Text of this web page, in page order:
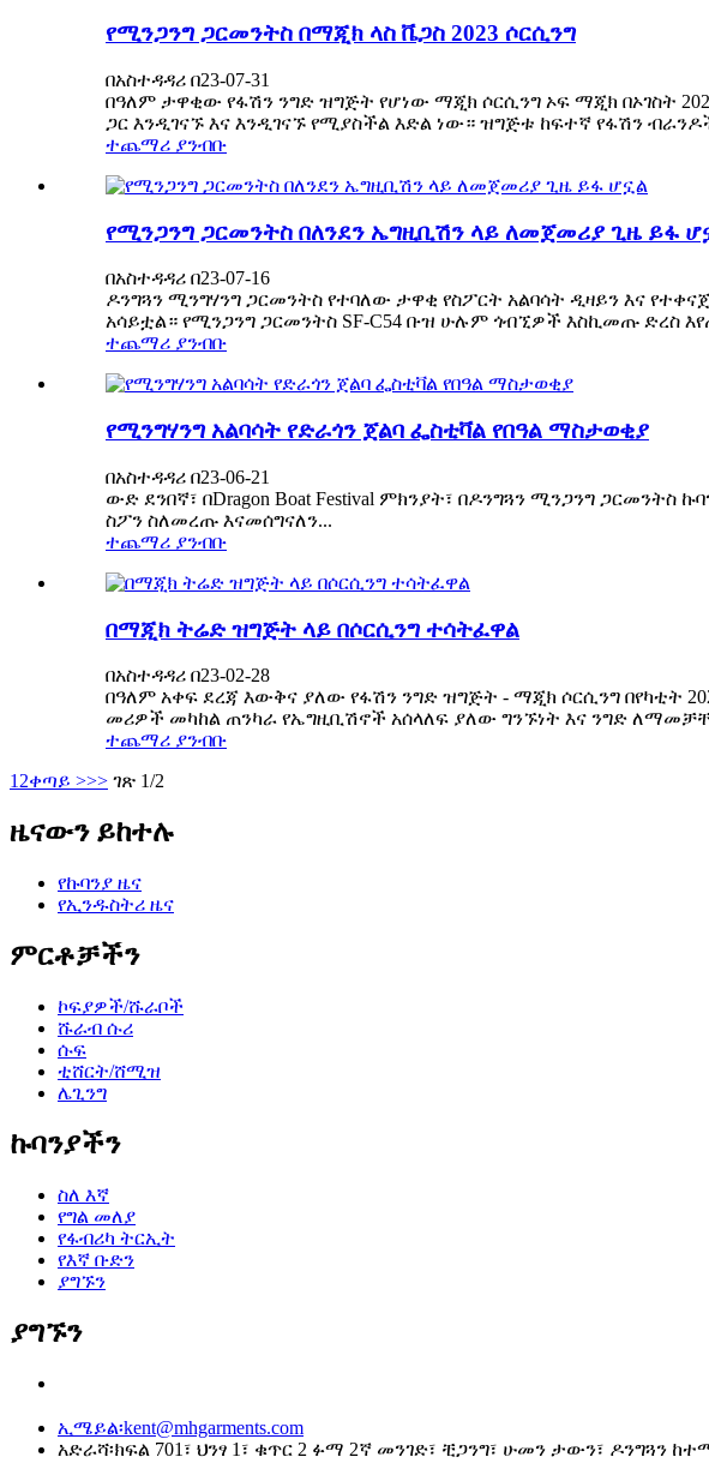
የሚንጋንግ ጋርመንትስ በማጂክ ላስ ቬጋስ 2023 ሶርሲንግ
በአስተዳዳሪ በ23-07-31
በዓለም ታዋቂው የፋሽን ንግድ ዝግጅት የሆነው ማጂክ ሶርሲንግ ኦፍ ማጂክ በኦገስት
ጋር እንዲገናኙ እና እንዲገናኙ የሚያስችል እድል ነው። ዝግጅቱ ከፍተኛ የፋሽን
ተጨማሪ ያንብቡ
የሚንጋንግ ጋርመንትስ በለንደን ኤግዚቢሽን ላይ ለመጀመሪያ ጊዜ ይፋ
በአስተዳዳሪ በ23-07-16
ዶንግጓን ሚንግሃንግ ጋርመንትስ የተባለው ታዋቂ የስፖርት አልባሳት ዲዛይን እና
አሳይቷል። የሚንጋንግ ጋርመንትስ SF-C54 ቡዝ ሁሉም ጎብኚዎች እስኪመጡ ድረስ
ተጨማሪ ያንብቡ
የሚንግሃንግ አልባሳት የድራጎን ጀልባ ፌስቲቫል የበዓል ማስታወቂያ
በአስተዳዳሪ በ23-06-21
ውድ ደንበኛ፣ በDragon Boat Festival ምክንያት፣ በዶንግጓን ሚንጋንግ
ስፖን ስለመረጡ እናመሰግናለን...
ተጨማሪ ያንብቡ
በማጂክ ትሬድ ዝግጅት ላይ በሶርሲንግ ተሳትፈዋል
በአስተዳዳሪ በ23-02-28
በዓለም አቀፍ ደረጃ እውቅና ያለው የፋሽን ንግድ ዝግጅት - ማጂክ ሶርሲንግ በየካቲት
መሪዎች መካከል ጠንካራ የኤግዚቢሽኖች አሰላለፍ ያለው ግንኙነት እና ንግድ
ተጨማሪ ያንብቡ
1 2ቀጣይ >>> ገጽ 1/2
ዜናውን ይከተሉ
የኩባንያ ዜና
የኢንዱስትሪ ዜና
ምርቶቻችን
ኮፍያዎች/ሹራቦች
ሹራብ ሱሪ
ሱፍ
ቲሸርት/ሸሚዝ
ሌጊንግ
ኩባንያችን
ስለ እኛ
የግል መለያ
የፋብሪካ ትርኢት
የእኛ ቡድን
ያግኙን
ያግኙን
ኢሜይል፡kent@mhgarments.com
አድራሻ፡ክፍል 701፣ ህንፃ 1፣ ቁጥር 2 ፉማ 2ኛ መንገድ፣ ቺጋንግ፣ ሁመን ታውን፣ ዶንግጓን